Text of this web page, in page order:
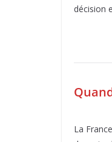
décision
La